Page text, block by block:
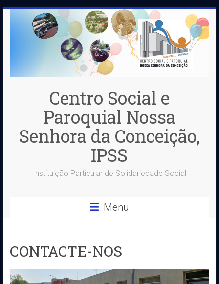
Centro Social e
Paroquial Nossa
Senhora da Conceição,
IPSS
Instituição Particular de Solidariedade Social
Menu
CONTACTE-NOS